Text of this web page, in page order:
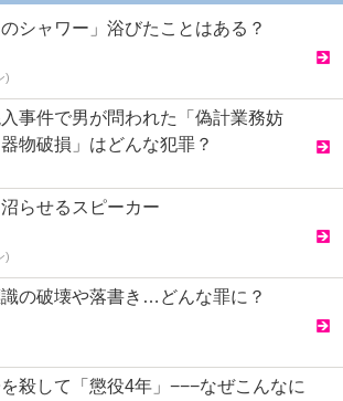
のシャワー」浴びたことはある？
)
事件で男が問われた「偽計業務妨
物破損」はどんな犯罪？
らせるスピーカー
)
の破壊や落書き…どんな罪に？
殺して「懲役4年」−−−なぜこんなに